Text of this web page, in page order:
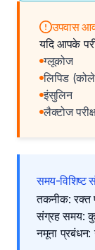
उपवास
यदि आपके
ग्लूकोज
लिपिड
इंसुलिन
लैक्टोज
समय-विशिष्ट
तकनीक: रक्त
संग्रह समय:
नमूना प्रबंधन: